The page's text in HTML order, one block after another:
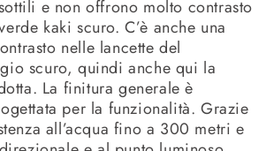
e non offrono molto contrasto
kaki scuro. C’è anche una
nelle lancette del
scuro, quindi anche qui la
La finitura generale è
per la funzionalità. Grazie
all’acqua fino a 300 metri e